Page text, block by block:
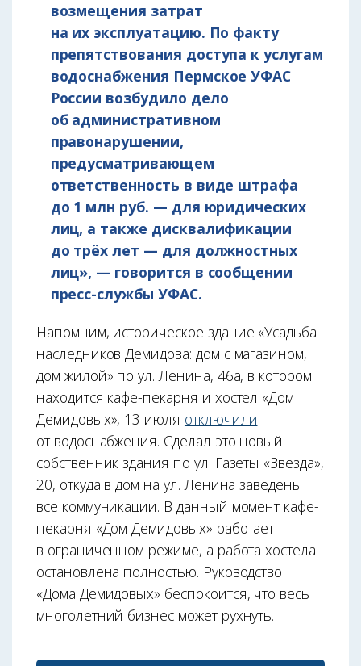
возмещения затрат
на их эксплуатацию. По факту
препятствования доступа к услугам
водоснабжения Пермское УФАС
России возбудило дело
об административном
правонарушении,
предусматривающем
ответственность в виде штрафа
до 1 млн руб. — для юридических
лиц, а также дисквалификации
до трёх лет — для должностных
лиц», — говорится в сообщении
пресс-службы УФАС.
Напомним, историческое здание «Усадьба
наследников Демидова: дом с магазином,
дом жилой» по ул. Ленина, 46а, в котором
находится кафе-пекарня и хостел «Дом
Демидовых», 13 июля отключили
от водоснабжения. Сделал это новый
собственник здания по ул. Газеты «Звезда»,
20, откуда в дом на ул. Ленина заведены
все коммуникации. В данный момент кафе-
пекарня «Дом Демидовых» работает
в ограниченном режиме, а работа хостела
остановлена полностью. Руководство
«Дома Демидовых» беспокоится, что весь
многолетний бизнес может рухнуть.